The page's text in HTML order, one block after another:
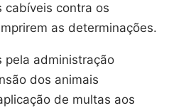
cabíveis contra os
as determinações.
pela administração
dos animais
de multas aos